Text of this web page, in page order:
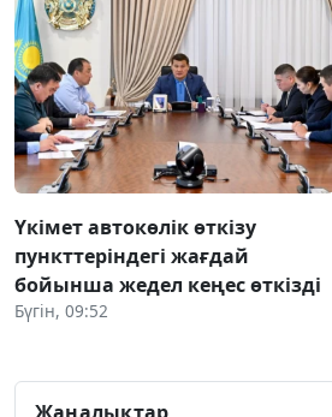
Үкімет автокөлік өткізу
пункттеріндегі жағдай
бойынша жедел кеңес өткізді
Бүгін, 09:52